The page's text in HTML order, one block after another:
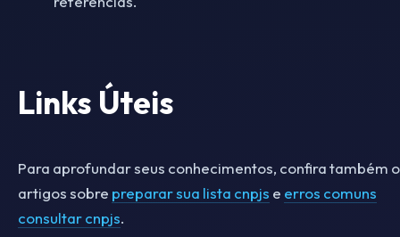
Links Úteis
Para aprofundar seus conhecimentos, confira também
artigos sobre preparar sua lista cnpjs e erros comuns
consultar cnpjs.